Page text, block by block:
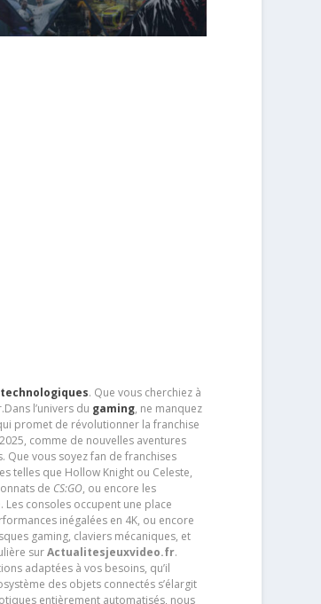
. Que vous cherchiez à
l’univers du gaming, ne manquez
promet de révolutionner la franchise
comme de nouvelles aventures
Que vous soyez fan de franchises
telles que Hollow Knight ou Celeste,
de CS:GO, ou encore les
consoles occupent une place
inégalées en 4K, ou encore
gaming, claviers mécaniques, et
surActualitesjeuxvideo.fr.
adaptées à vos besoins, qu’il
des objets connectés s’élargit
entièrement automatisés, nous